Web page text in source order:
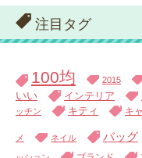
注目タグ
100均 2015
いい
インテリア
ッチン
キティ キ
メ ネイル バッグ